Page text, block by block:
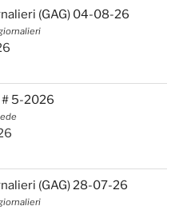
(GAG) 04-08-26
# 5-2026
(GAG) 28-07-26